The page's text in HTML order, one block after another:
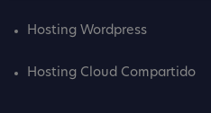
Hosting Wordpress
Hosting Cloud Compartido